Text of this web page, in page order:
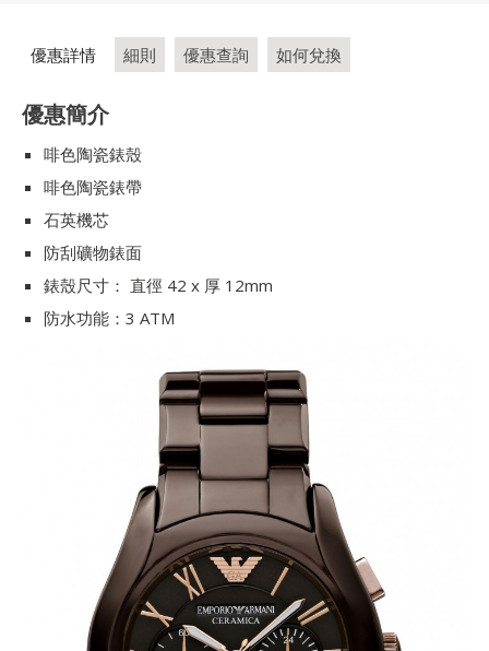
優惠詳情 細則 優惠查詢 如何兌換
優惠簡介
啡色陶瓷錶殼
啡色陶瓷錶帶
石英機芯
防刮礦物錶面
錶殼尺寸： 直徑 42 x 厚 12mm
防水功能：3 ATM